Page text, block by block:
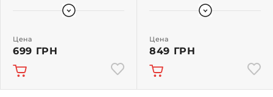
Цена
699 ГРН
Цена
849 ГРН